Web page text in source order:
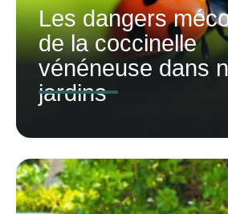
Les dangers
de la coccinelle
vénéneuse dans
jardins